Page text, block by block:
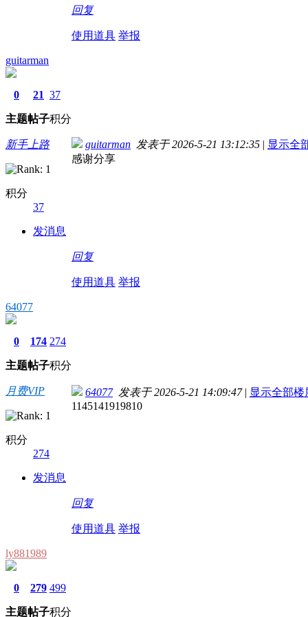
回复
使用道具 举报
guitarman
0
主题
21
帖子
37
积分
新手上路
积分
37
发消息
guitarman 发表于 2026-5-21 13:12:35 | 显示全
感谢分享
回复
使用道具 举报
64077
0
主题
174
帖子
274
积分
月费VIP
积分
274
发消息
64077发表于 2026-5-21 14:09:47 | 显示全部楼
1145141919810
回复
使用道具 举报
ly881989
0
主题
279
帖子
499
积分